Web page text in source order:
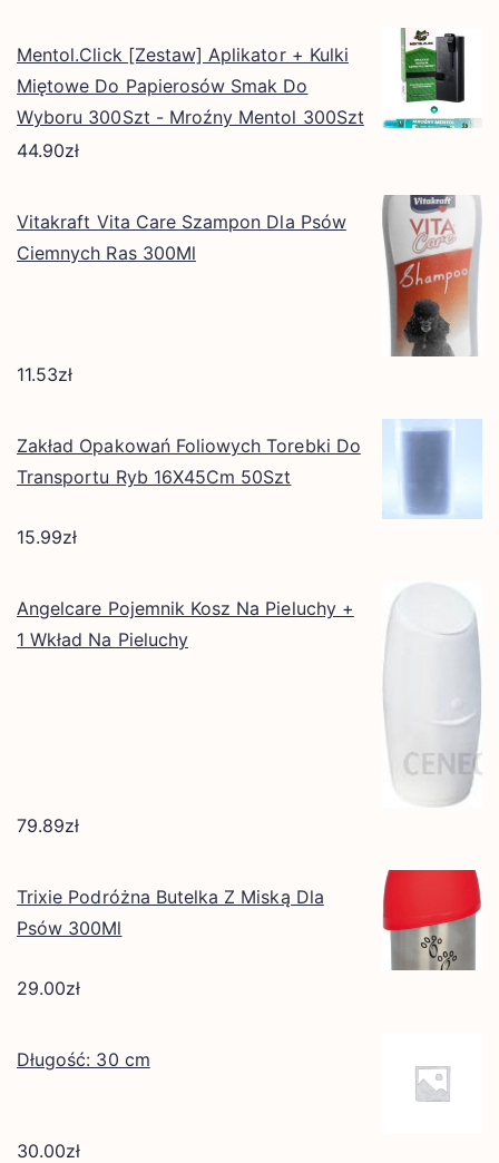
Mentol.Click [Zestaw] Aplikator + Kulki
Miętowe Do Papierosów Smak Do
Wyboru 300Szt - Mroźny Mentol 300Szt
44.90zł
Vitakraft Vita Care Szampon Dla Psów
Ciemnych Ras 300Ml
11.53zł
Zakład Opakowań Foliowych Torebki Do
Transportu Ryb 16X45Cm 50Szt
15.99zł
Angelcare Pojemnik Kosz Na Pieluchy +
1 Wkład Na Pieluchy
79.89zł
Trixie Podróżna Butelka Z Miską Dla
Psów 300Ml
29.00zł
Długość: 30 cm
30.00zł